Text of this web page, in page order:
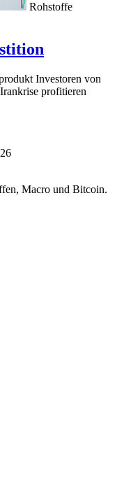
Rohstoffe
Investoren von
profitieren
Macro und Bitcoin.